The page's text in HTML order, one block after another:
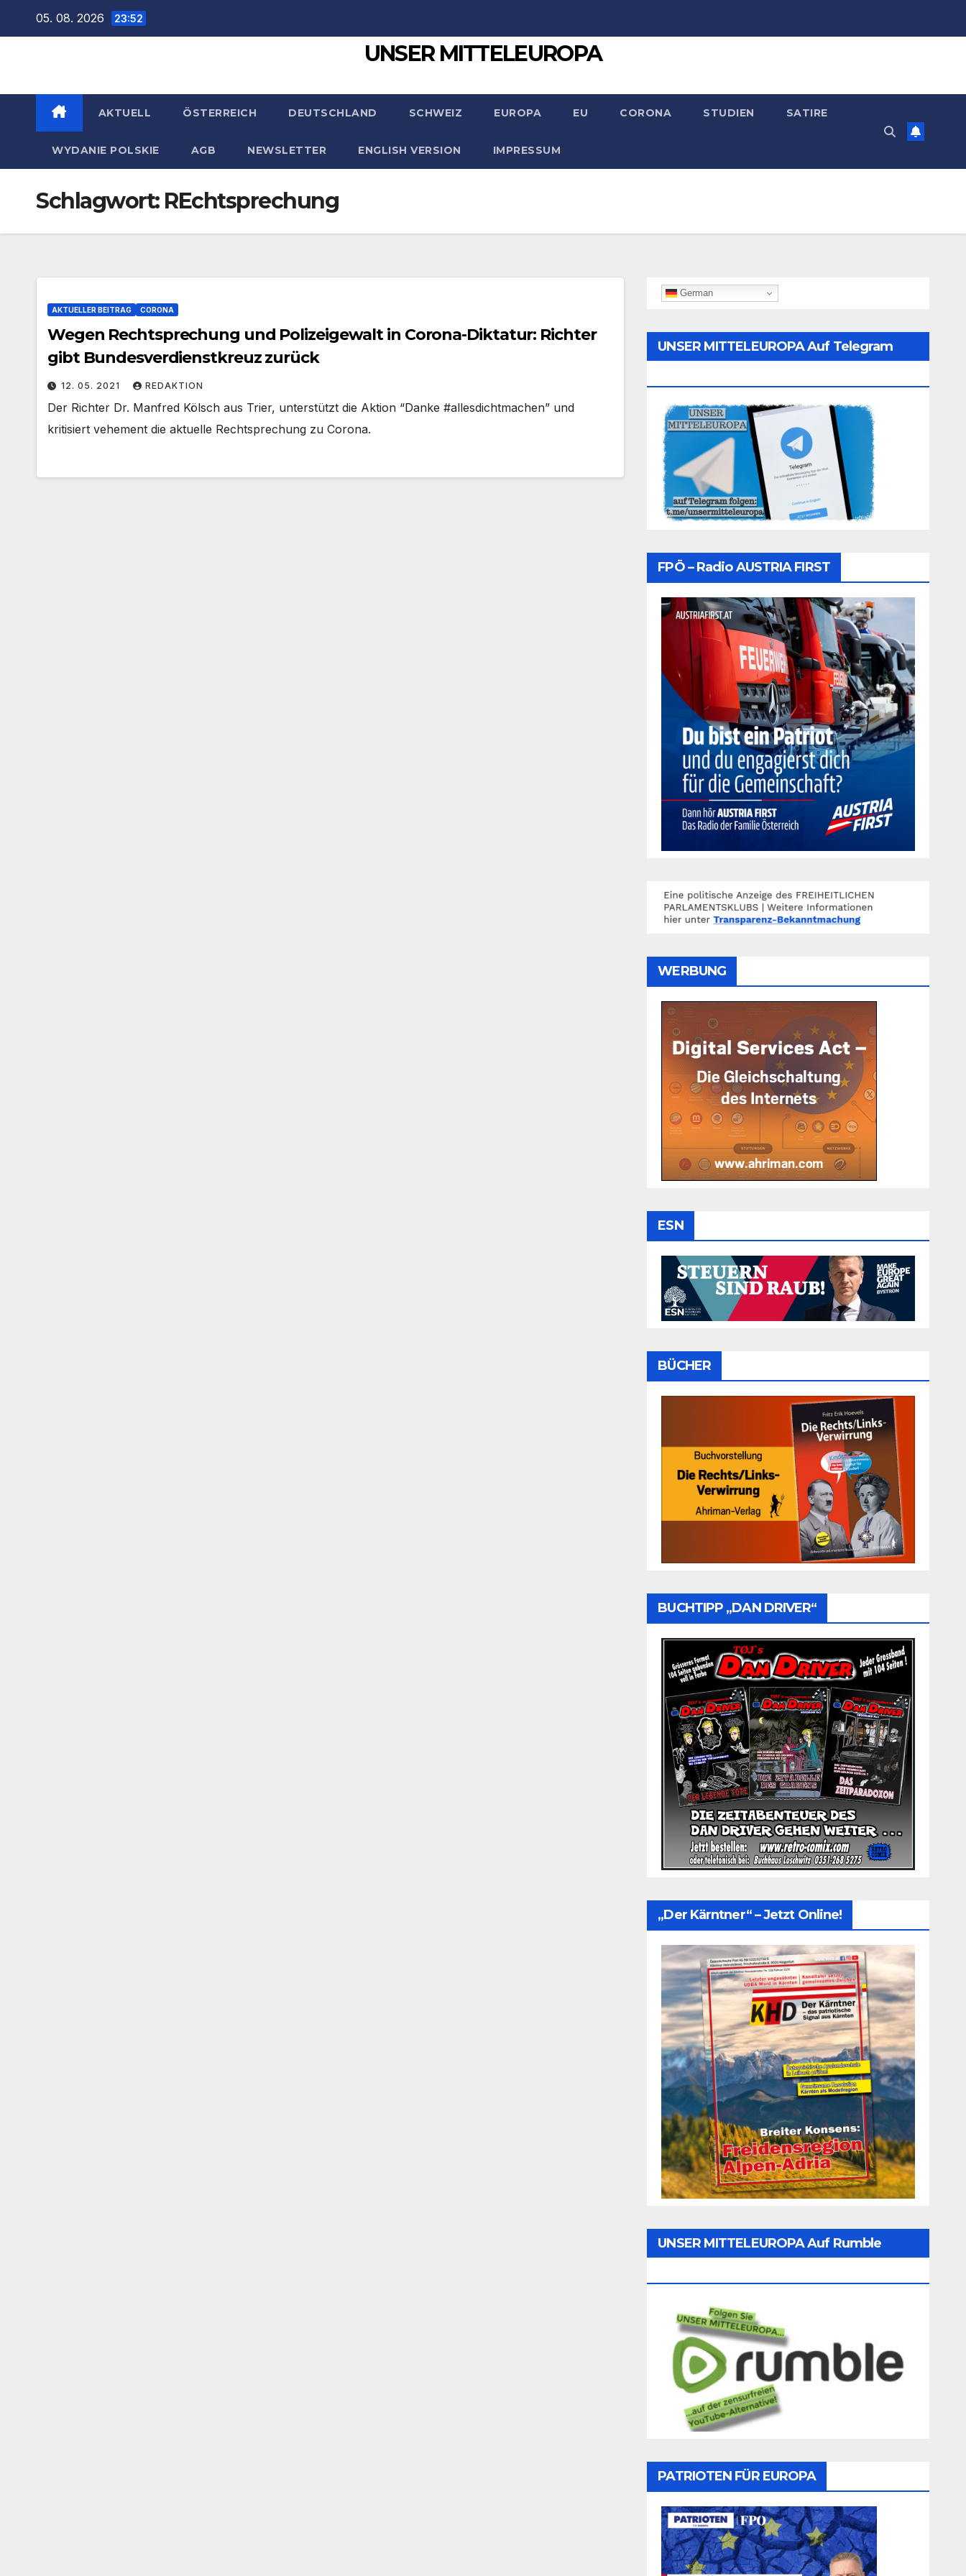
05. 08. 2026 23:52
UNSER MITTELEUROPA
AKTUELL ÖSTERREICH DEUTSCHLAND SCHWEIZ EUROPA EU CORONA STUDIEN SATIRE
WYDANIE POLSKIE AGB NEWSLETTER ENGLISH VERSION IMPRESSUM
Schlagwort: REchtsprechung
AKTUELLER BEITRAG CORONA
Wegen Rechtsprechung und Polizeigewalt in Corona-Diktatur: Richter
gibt Bundesverdienstkreuz zurück
12. 05. 2021 REDAKTION
Der Richter Dr. Manfred Kölsch aus Trier, unterstützt die Aktion “Danke #allesdichtmachen” und
kritisiert vehement die aktuelle Rechtsprechung zu Corona.
German
UNSER MITTELEUROPA Auf Telegram
FPÖ – Radio AUSTRIA FIRST
WERBUNG
ESN
BÜCHER
BUCHTIPP „DAN DRIVER“
„Der Kärntner“ – Jetzt Online!
UNSER MITTELEUROPA Auf Rumble
PATRIOTEN FÜR EUROPA